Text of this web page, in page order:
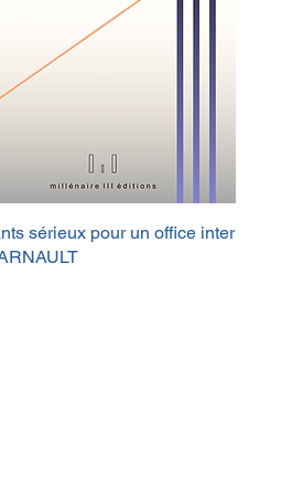
sérieux pour un office inter